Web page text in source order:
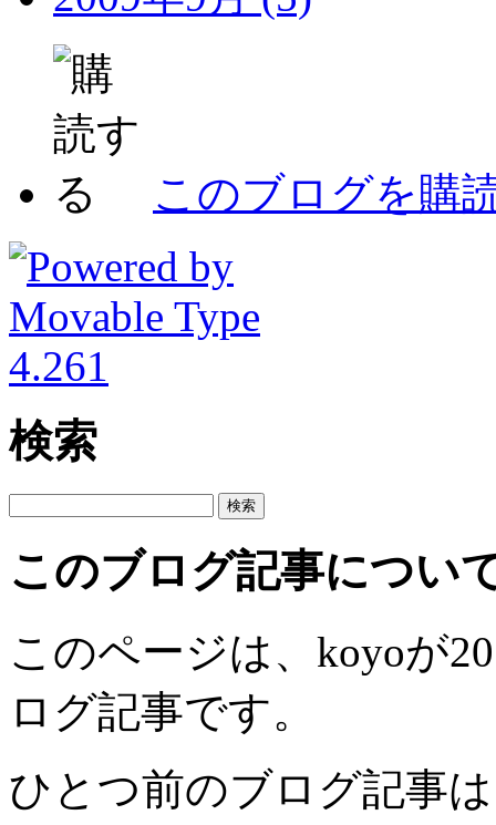
このブログを購
検索
このブログ記事につい
このページは、koyoが
ログ記事です。
ひとつ前のブログ記事